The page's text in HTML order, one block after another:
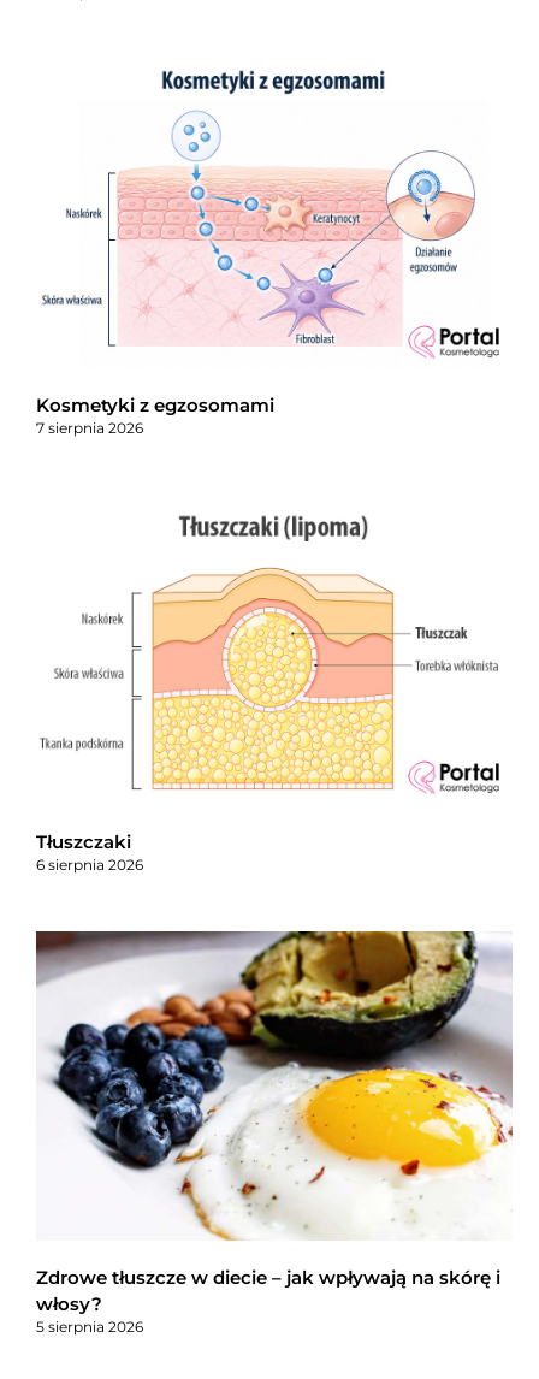
Kosmetyki z egzosomami
7 sierpnia 2026
Tłuszczaki
6 sierpnia 2026
Zdrowe tłuszcze w diecie – jak wpływają na skórę i
włosy?
5 sierpnia 2026